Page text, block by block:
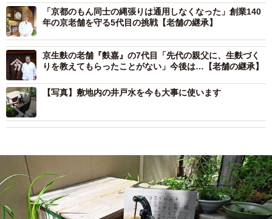
「京都のもん同士の縄張りは通用しなくなった」創業140
年の京老舗を守る5代目の挑戦【老舗の継承】
京生麩の老舗『麩嘉』の7代目「先代の親父に、生麩づく
りを教えてもらったことがない」今後は…【老舗の継承】
【写真】敷地内の井戸水を今も大事に使います